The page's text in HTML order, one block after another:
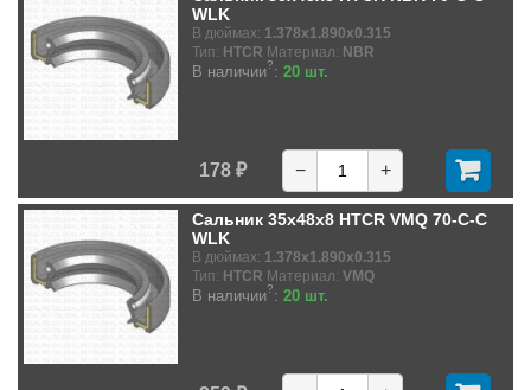
WLK
В дюймах: 1.378x1.890x0.315
Тип: HTCR Материал: NBR
В наличии?: 20 шт.
178 ₽ − +
Сальник 35x48x8 HTCR VMQ 70-C-C
WLK
В дюймах: 1.378x1.890x0.315
Тип: HTCR Материал: VMQ
В наличии?: 20 шт.